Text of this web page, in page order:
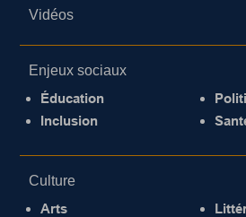
Vidéos
Enjeux sociaux
Éducation
Inclusion
Culture
Arts